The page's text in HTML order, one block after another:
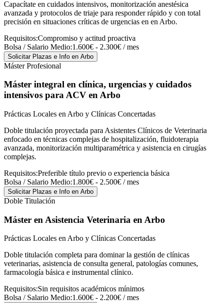
Capacítate en cuidados intensivos, monitorización anestésica
avanzada y protocolos de triaje para responder rápido y con total
precisión en situaciones críticas de urgencias en en Arbo.
Requisitos:Compromiso y actitud proactiva
Bolsa / Salario Medio:1.600€ - 2.300€ / mes
Solicitar Plazas e Info en Arbo
Máster Profesional
Máster integral en clínica, urgencias y cuidados
intensivos para ACV en Arbo
Prácticas Locales en Arbo y Clínicas Concertadas
Doble titulación proyectada para Asistentes Clínicos de Veterinaria
enfocado en técnicas complejas de hospitalización, fluidoterapia
avanzada, monitorización multiparamétrica y asistencia en cirugías
complejas.
Requisitos:Preferible título previo o experiencia básica
Bolsa / Salario Medio:1.800€ - 2.500€ / mes
Solicitar Plazas e Info en Arbo
Doble Titulación
Máster en Asistencia Veterinaria en Arbo
Prácticas Locales en Arbo y Clínicas Concertadas
Doble titulación completa para dominar la gestión de clínicas
veterinarias, asistencia de consulta general, patologías comunes,
farmacología básica e instrumental clínico.
Requisitos:Sin requisitos académicos mínimos
Bolsa / Salario Medio:1.600€ - 2.200€ / mes